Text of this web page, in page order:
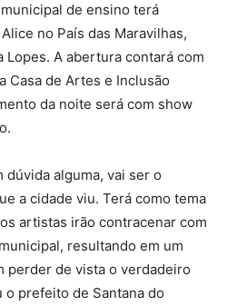
de ensino terá
no País das Maravilhas,
Lopes. A abertura contará com
Casa de Artes e Inclusão
da noite será com show
dúvida alguma, vai ser o
a cidade viu. Terá como tema
artistas irão contracenar com
resultando em um
perder de vista o verdadeiro
prefeito de Santana do